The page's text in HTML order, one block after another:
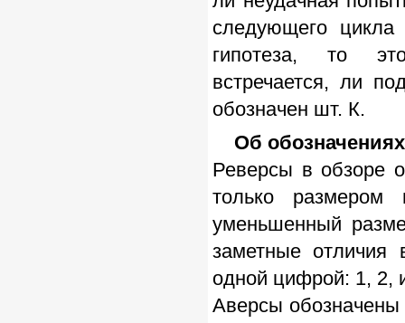
следующего цикла
гипотеза, то
встречается, ли
обозначен шт. К.
Об
Реверсы в обзоре
только
уменьшенный
заметные отличия
одной цифрой: 1, 2,
Аверсы